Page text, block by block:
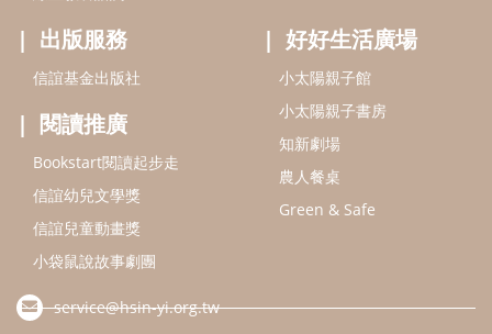
service@hsin-yi.org.tw
信誼好好育兒
小太陽親子書房
(02)2396-5305轉2345 (週一～週五 9:00～18:00)
認識信誼 合作洽談 智慧財產權聲明
本網站建議使用IE9(含以上)或 Google Chrome 版本瀏覽器
信誼基金會/上誼文化實業股份有限公司 版權所有 ©